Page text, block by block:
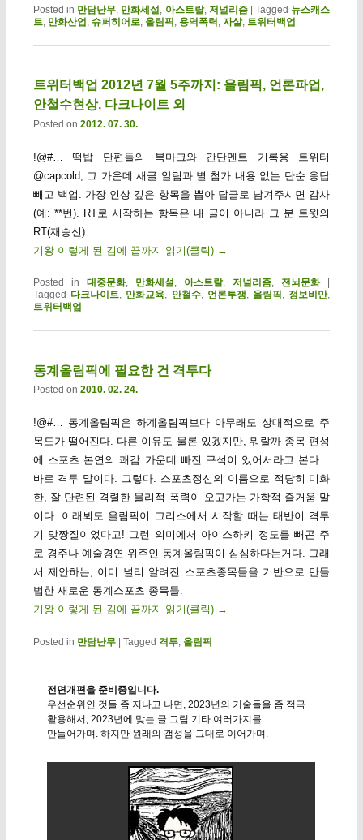
Posted in 만담난무, 만화세설, 아스트랄, 저널리즘 |Tagged 뉴스캐스
트, 만화산업 , 슈퍼히어로, 올림픽 , 용역폭력 , 자살, 트위터백업
트위터백업 2012년 7월 5주까지: 올림픽, 언론파업,
안철수현상, 다크나이트 외
Posted on 2012. 07. 30.
!@#… 떡밥 단편들의 북마크와 간단멘트 기록용 트위터
@capcold, 그 가운데 새글 알림과 별 첨가 내용 없는 단순 응답
빼고 백업. 가장 인상 깊은 항목을 뽑아 답글로 남겨주시면 감사
(예: **번). RT로 시작하는 항목은 내 글이 아니라 그 분 트윗의
RT(재송신).
기왕 이렇게 된 김에 끝까지 읽기(클릭) →
Posted in 대중문화, 만화세설, 아스트랄,저널리즘, 전뇌문화
Tagged 다크나이트, 만화교육, 안철수, 언론투쟁, 올림픽 , 정보비만,
트위터백업
동계올림픽에 필요한 건 격투다
Posted on 2010. 02. 24.
!@#… 동계올림픽은 하계올림픽보다 아무래도 상대적으로 주
목도가 떨어진다. 다른 이유도 물론 있겠지만, 뭐랄까 종목 편성
에 스포츠 본연의 쾌감 가운데 빠진 구석이 있어서라고 본다…
바로 격투 말이다. 그렇다. 스포츠정신의 이름으로 적당히 미화
한, 잘 단련된 격렬한 물리적 폭력이 오고가는 가학적 즐거움 말
이다. 이래뵈도 올림픽이 그리스에서 시작할 때는 태반이 격투
기 맞짱질이었다고! 그런 의미에서 아이스하키 정도를 빼곤 주
로 경주나 예술경연 위주인 동계올림픽이 심심하다는거다. 그래
서 제안하는, 이미 널리 알려진 스포츠종목들을 기반으로 만들
법한 새로운 동계스포츠 종목들.
기왕 이렇게 된 김에 끝까지 읽기(클릭) →
Posted in 만담난무 | Tagged 격투, 올림픽
전면개편을 준비중입니다.
우선순위인 것들 좀 지나고 나면, 2023년의 기술들을 좀 적극
활용해서, 2023년에 맞는 글 그림 기타 여러가지를
만들어가며. 하지만 원래의 갬성을 그대로 이어가며.